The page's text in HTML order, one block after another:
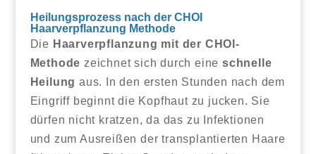
Heilungsprozess nach der CHOI
Haarverpflanzung Methode
Die Haarverpflanzung mit der CHOI-
Methode zeichnet sich durch eine schnelle
Heilung aus. In den ersten Stunden nach dem
Eingriff beginnt die Kopfhaut zu jucken. Sie
dürfen nicht kratzen, da das zu Infektionen
und zum Ausreißen der transplantierten Haare